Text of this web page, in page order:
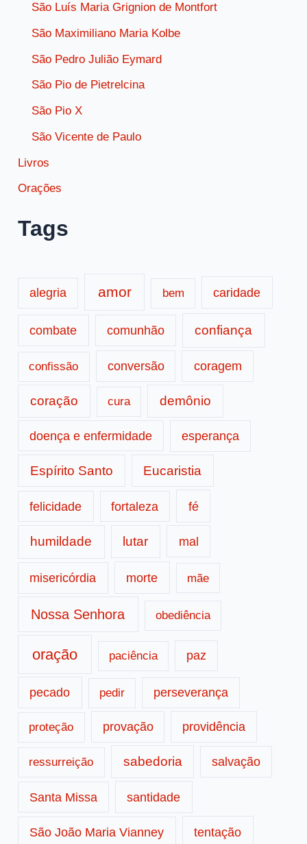
São Luís Maria Grignion de Montfort
São Maximiliano Maria Kolbe
São Pedro Julião Eymard
São Pio de Pietrelcina
São Pio X
São Vicente de Paulo
Livros
Orações
Tags
alegria amor bem caridade
combate comunhão confiança
confissão conversão coragem
coração cura demônio
doença e enfermidade esperança
Espírito Santo Eucaristia
felicidade fortaleza fé
humildade lutar mal
misericórdia morte mãe
Nossa Senhora obediência
oração paciência paz
pecado pedir perseverança
proteção provação providência
ressurreição sabedoria salvação
Santa Missa santidade
São João Maria Vianney tentação